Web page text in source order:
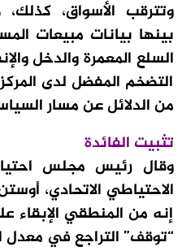
وتترقب الأسواق،
بينها بيانات مبيعات
السلع المعمرة والدخل
التضخم المفضل لدى
من الدلائل عن مسار
تثبيت الفائدة
وقال رئيس مجلس
الاحتياطي الاتحادي،
إنه من المنطقي الإبقاء
“توقف” التراجع في معدل